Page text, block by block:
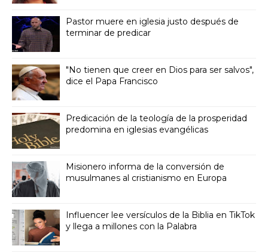
Pastor muere en iglesia justo después de
terminar de predicar
"No tienen que creer en Dios para ser salvos",
dice el Papa Francisco
Predicación de la teología de la prosperidad
predomina en iglesias evangélicas
Misionero informa de la conversión de
musulmanes al cristianismo en Europa
Influencer lee versículos de la Biblia en TikTok
y llega a millones con la Palabra